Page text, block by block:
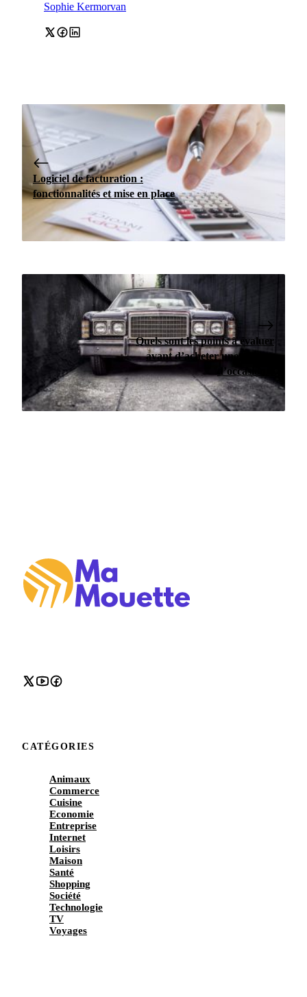
Sophie Kermorvan
Logiciel de facturation :
fonctionnalités et mise en place
Quels sont les points à évaluer
avant d’acheter une voiture
d’occasion ?
CATÉGORIES
Animaux
Commerce
Cuisine
Economie
Entreprise
Internet
Loisirs
Maison
Santé
Shopping
Société
Technologie
TV
Voyages